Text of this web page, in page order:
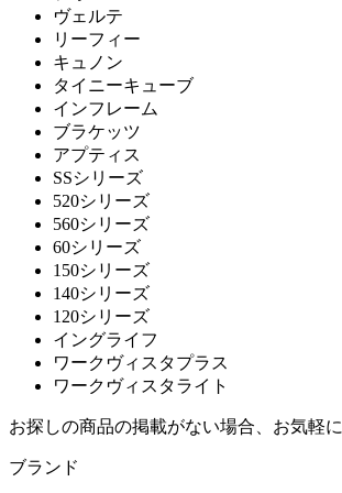
アルナイ
Astep
アステップ
AZUMAYA
アズマヤ
B-LINE
ビーライン
B.C. SAN MICHELE
ヴェルテ
リーフィー
キュノン
タイニーキューブ
インフレーム
ブラケッツ
アプティス
SSシリーズ
520シリーズ
560シリーズ
60シリーズ
150シリーズ
140シリーズ
120シリーズ
イングライフ
ワークヴィスタプラス
ワークヴィスタライト
お探しの商品の掲載がない場合、お気軽に
ブランド